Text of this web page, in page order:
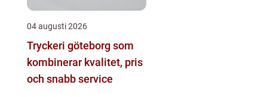
04 augusti 2026
Tryckeri göteborg som
kombinerar kvalitet, pris
och snabb service